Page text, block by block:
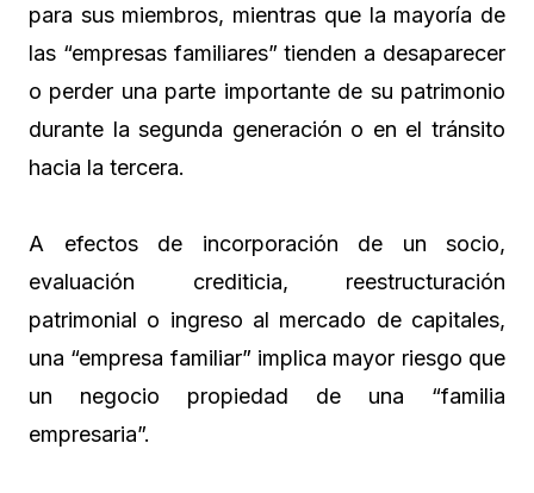
para sus miembros, mientras que la mayoría de
las “empresas familiares” tienden a desaparecer
o perder una parte importante de su patrimonio
durante la segunda generación o en el tránsito
hacia la tercera.
A efectos de incorporación de un socio,
evaluación crediticia, reestructuración
patrimonial o ingreso al mercado de capitales,
una “empresa familiar” implica mayor riesgo que
un negocio propiedad de una “familia
empresaria”.